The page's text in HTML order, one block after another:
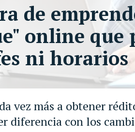
vez más a obtener
diferencia con los
de
online que
ni horarios